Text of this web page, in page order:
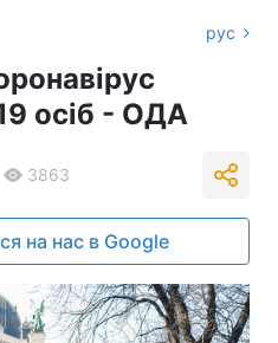
рус
осіб - ОДА
3863
на нас в Google